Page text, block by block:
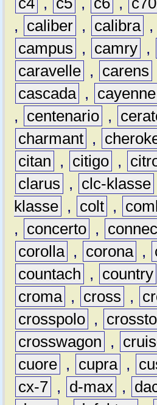
,
caliber , calibra ,
campus
, camry ,
caravelle , carens
cascada , cayenne
,
centenario ,
charmant ,
citan
, citigo ,
clarus
, clc-klasse
klasse , colt ,
,
concerto ,
corolla , corona ,
countach
, country
croma , cross ,
crosspolo ,
crosswagon
,
cuore , cupra ,
cx-7 , d-max ,